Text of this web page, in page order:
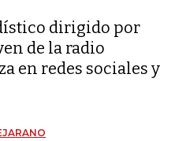
dirigido por
de la radio
en redes sociales y